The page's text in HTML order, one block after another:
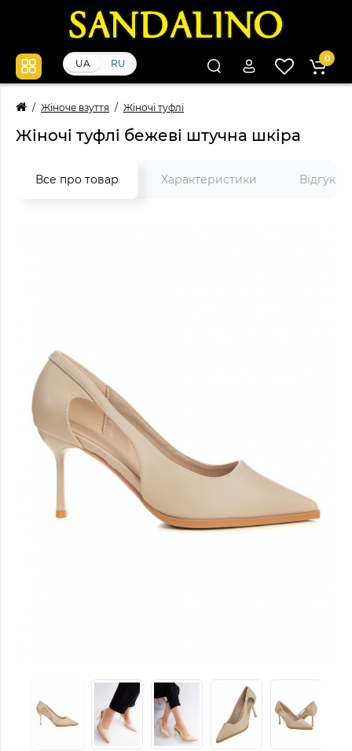
UA RU 0
Жіноче взуття Жіночі туфлі
Жіночі туфлі бежеві штучна шкіра
Все про товар Характеристики Відгуки